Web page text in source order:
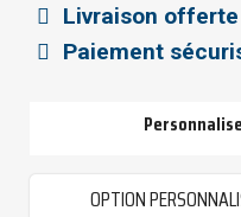
Livraison offerte
Paiement
OPTION